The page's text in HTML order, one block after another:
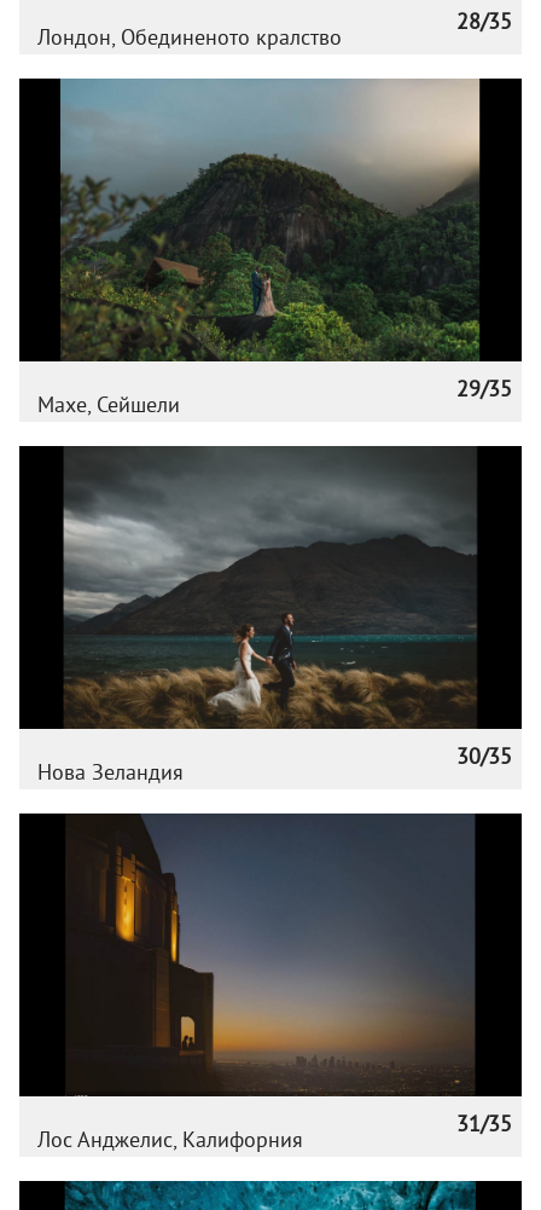
28/35
Лондон, Обединеното кралство
29/35
Махе, Сейшели
30/35
Нова Зеландия
31/35
Лос Анджелис, Калифорния